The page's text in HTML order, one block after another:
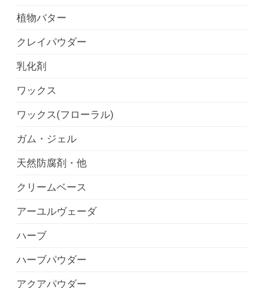
植物バター
クレイパウダー
乳化剤
ワックス
ワックス(フローラル)
ガム・ジェル
天然防腐剤・他
クリームベース
アーユルヴェーダ
ハーブ
ハーブパウダー
アクアパウダー